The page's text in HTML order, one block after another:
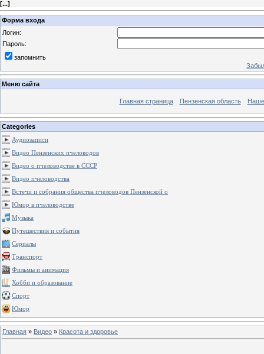
[...]
Форма входа
Логин:
Пароль:
запомнить
Меню сайта
Главная страница Пензенская область
Categories
Аудиозаписи
Видео Пензенских пчеловодов
Видео о пчеловодстве в СССР
Видео пчеловодства
Встечи и собрания общества пчеловодов Пензенской о
Юмор в пчеловодстве
Музыка
Путешествия и события
Сериалы
Транспорт
Фильмы и анимация
Хобби и образование
Спорт
Юмор
Главная » Видео » Красота и здоровье